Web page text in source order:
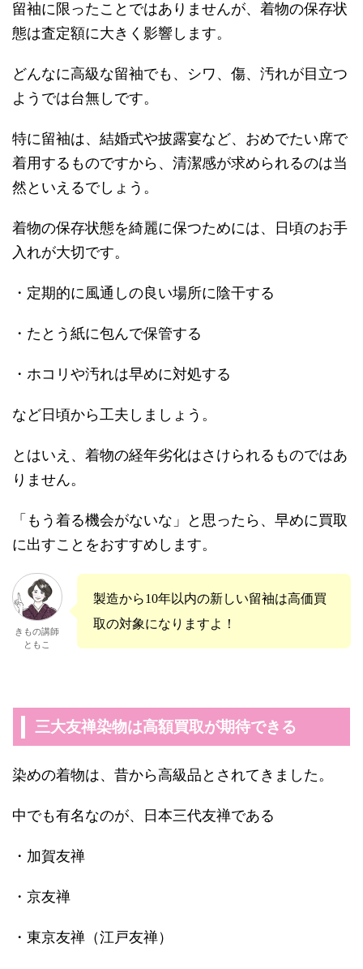
留袖に限ったことではありませんが、着物の保存状
態は査定額に大きく影響します。
どんなに高級な留袖でも、シワ、傷、汚れが目立つ
ようでは台無しです。
特に留袖は、結婚式や披露宴など、おめでたい席で
着用するものですから、清潔感が求められるのは当
然といえるでしょう。
着物の保存状態を綺麗に保つためには、日頃のお手
入れが大切です。
・定期的に風通しの良い場所に陰干する
・たとう紙に包んで保管する
・ホコリや汚れは早めに対処する
など日頃から工夫しましょう。
とはいえ、着物の経年劣化はさけられるものではあ
りません。
「もう着る機会がないな」と思ったら、早めに買取
に出すことをおすすめします。
きもの講師
ともこ
製造から10年以内の新しい留袖は高価買
取の対象になりますよ！
三大友禅染物は高額買取が期待できる
染めの着物は、昔から高級品とされてきました。
中でも有名なのが、日本三代友禅である
・加賀友禅
・京友禅
・東京友禅（江戸友禅）